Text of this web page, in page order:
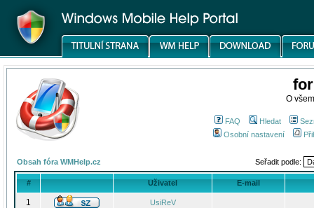
O
FAQ Hledat
Osobní nastavení
Obsah fóra WMHelp.cz Seřadit podle:
# Uživatel E-mail
1 UsiReV